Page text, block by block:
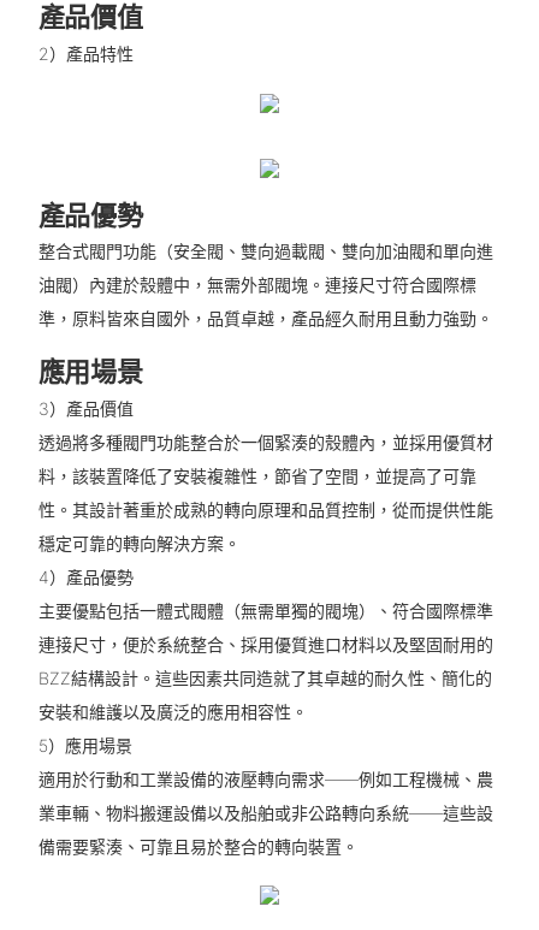
產品價值
2）產品特性
產品優勢
整合式閥門功能（安全閥、雙向過載閥、雙向加油閥和單向進
油閥）內建於殼體中，無需外部閥塊。連接尺寸符合國際標
準，原料皆來自國外，品質卓越，產品經久耐用且動力強勁。
應用場景
3）產品價值
透過將多種閥門功能整合於一個緊湊的殼體內，並採用優質材
料，該裝置降低了安裝複雜性，節省了空間，並提高了可靠
性。其設計著重於成熟的轉向原理和品質控制，從而提供性能
穩定可靠的轉向解決方案。
4）產品優勢
主要優點包括一體式閥體（無需單獨的閥塊）、符合國際標準
連接尺寸，便於系統整合、採用優質進口材料以及堅固耐用的
BZZ結構設計。這些因素共同造就了其卓越的耐久性、簡化的
安裝和維護以及廣泛的應用相容性。
5）應用場景
適用於行動和工業設備的液壓轉向需求——例如工程機械、農
業車輛、物料搬運設備以及船舶或非公路轉向系統——這些設
備需要緊湊、可靠且易於整合的轉向裝置。